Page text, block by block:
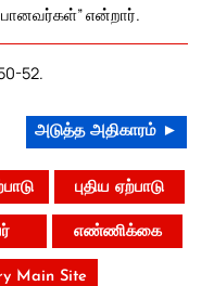
என்றார்.
52.
அடுத்த அதிகாரம் ►
புதிய ஏற்பாடு
எண்ணிக்கை
Main Site